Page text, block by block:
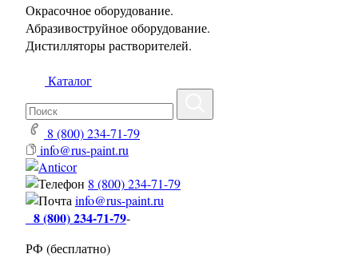
Окрасочное оборудование.
Абразивоструйное оборудование.
Дистилляторы растворителей.
Каталог
8 (800) 234-71-79
info@rus-paint.ru
8 (800) 234-71-79
info@rus-paint.ru
8 (800) 234-71-79-
РФ (бесплатно)